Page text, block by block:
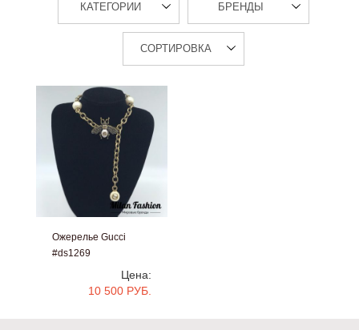
КАТЕГОРИИ БРЕНДЫ
СОРТИРОВКА
Ожерелье Gucci
#ds1269
Цена:
10 500 РУБ.